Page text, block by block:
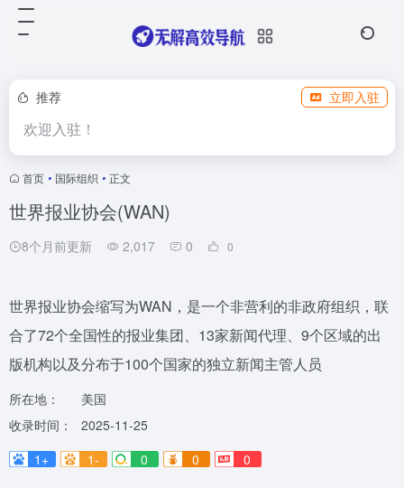
推荐 立即入驻
欢迎入驻！
首页 • 国际组织 • 正文
世界报业协会(WAN)
8个月前更新 2,017 0 0
世界报业协会缩写为WAN，是一个非营利的非政府组织，联
合了72个全国性的报业集团、13家新闻代理、9个区域的出
版机构以及分布于100个国家的独立新闻主管人员
所在地：
美国
收录时间：
2025-11-25
1+
1- 0 0 0